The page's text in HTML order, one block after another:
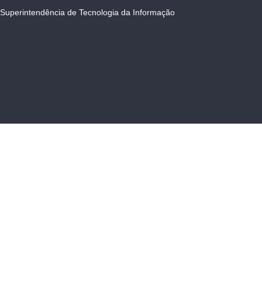
Superintendência de Tecnologia da Informação